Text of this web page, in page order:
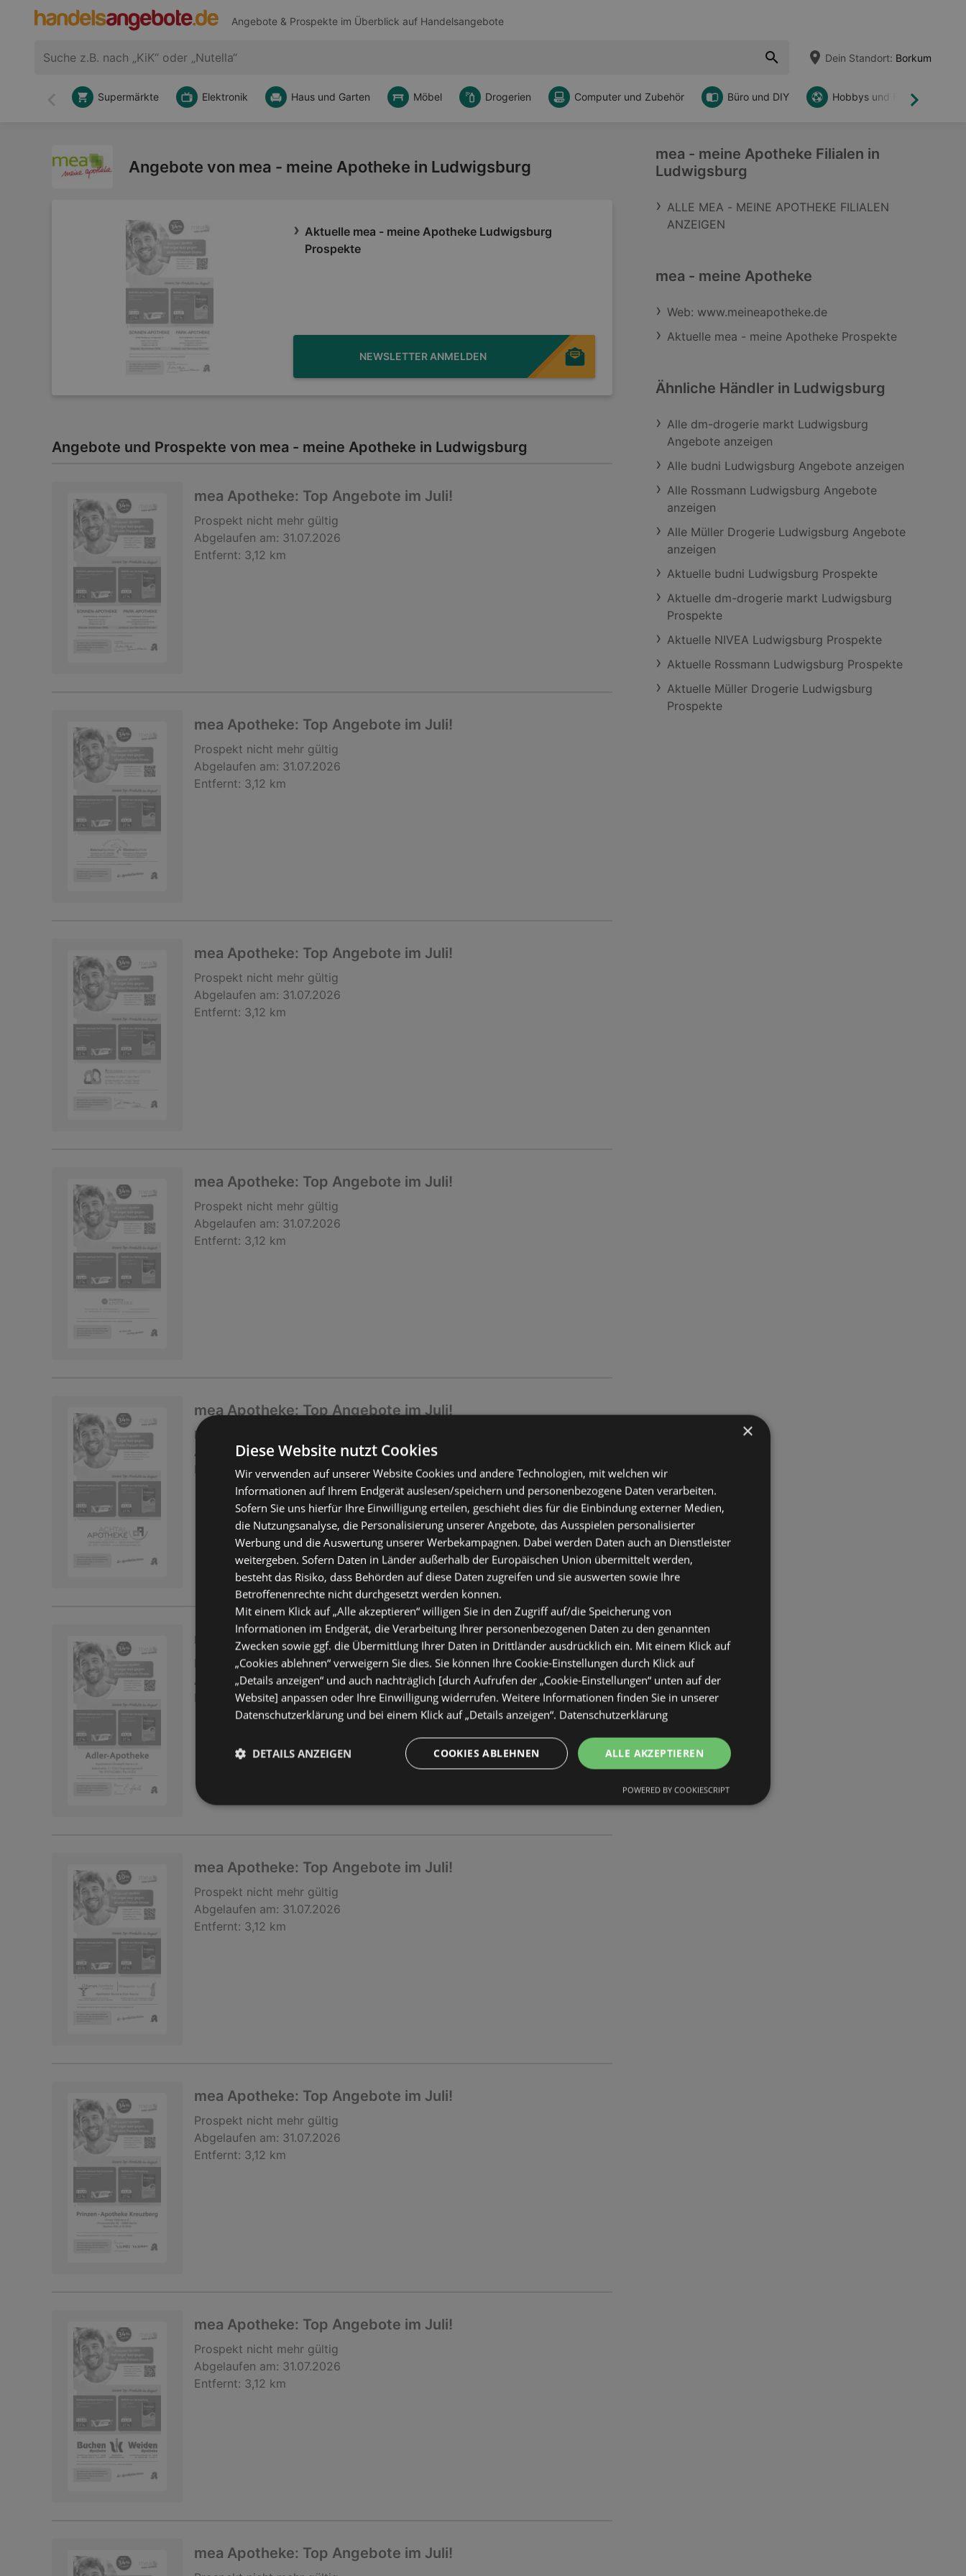
Angebote & Prospekte im Überblick auf Handelsangebote
Dein Standort: Borkum
Zurück Weiter
Supermärkte Elektronik Haus und Garten Möbel Drogerien Computer und Zubehör Büro und DIY Hobbys und Freizeit
Angebote von mea - meine Apotheke in Ludwigsburg
Aktuelle mea - meine Apotheke Ludwigsburg
Prospekte
NEWSLETTER ANMELDEN
Angebote und Prospekte von mea - meine Apotheke in Ludwigsburg
mea Apotheke: Top Angebote im Juli!
Prospekt nicht mehr gültig
Abgelaufen am: 31.07.2026
Entfernt: 3,12 km
mea Apotheke: Top Angebote im Juli!
Prospekt nicht mehr gültig
Abgelaufen am: 31.07.2026
Entfernt: 3,12 km
mea Apotheke: Top Angebote im Juli!
Prospekt nicht mehr gültig
Abgelaufen am: 31.07.2026
Entfernt: 3,12 km
mea Apotheke: Top Angebote im Juli!
Prospekt nicht mehr gültig
Abgelaufen am: 31.07.2026
Entfernt: 3,12 km
mea Apotheke: Top Angebote im Juli!
Prospekt
Abgelaufen am: 31.07.2026
Entfernt: 3,12 km
mea Apotheke: Top Angebote im Juli!
Prospekt nicht mehr gültig
Abgelaufen am: 31.07.2026
Entfernt: 3,12 km
mea Apotheke: Top Angebote im Juli!
Prospekt nicht mehr gültig
Abgelaufen am: 31.07.2026
Entfernt: 3,12 km
mea Apotheke: Top Angebote im Juli!
Prospekt nicht mehr gültig
Abgelaufen am: 31.07.2026
Entfernt: 3,12 km
mea Apotheke: Top Angebote im Juli!
Prospekt nicht mehr gültig
Abgelaufen am: 31.07.2026
Entfernt: 3,12 km
mea Apotheke: Top Angebote im Juli!
mea - meine Apotheke Filialen in
Ludwigsburg
ALLE MEA - MEINE APOTHEKE FILIALEN
ANZEIGEN
mea - meine Apotheke
Web: www.meineapotheke.de
Aktuelle mea - meine Apotheke Prospekte
Ähnliche Händler in Ludwigsburg
Alle dm-drogerie markt Ludwigsburg
Angebote anzeigen
Alle budni Ludwigsburg Angebote anzeigen
Alle Rossmann Ludwigsburg Angebote
anzeigen
Alle Müller Drogerie Ludwigsburg Angebote
anzeigen
Aktuelle budni Ludwigsburg Prospekte
Aktuelle dm-drogerie markt Ludwigsburg
Prospekte
Aktuelle NIVEA Ludwigsburg Prospekte
Aktuelle Rossmann Ludwigsburg Prospekte
Aktuelle Müller Drogerie Ludwigsburg
Prospekte
×
Diese Website nutzt Cookies
Wir verwenden auf unserer Website Cookies und andere Technologien, mit welchen wir
Informationen auf Ihrem Endgerät auslesen/speichern und personenbezogene Daten verarbeiten.
Sofern Sie uns hierfür Ihre Einwilligung erteilen, geschieht dies für die Einbindung externer Medien,
die Nutzungsanalyse, die Personalisierung unserer Angebote, das Ausspielen personalisierter
Werbung und die Auswertung unserer Werbekampagnen. Dabei werden Daten auch an Dienstleister
weitergeben. Sofern Daten in Länder außerhalb der Europäischen Union übermittelt werden,
besteht das Risiko, dass Behörden auf diese Daten zugreifen und sie auswerten sowie Ihre
Betroffenenrechte nicht durchgesetzt werden können.
Mit einem Klick auf „Alle akzeptieren“ willigen Sie in den Zugriff auf/die Speicherung von
Informationen im Endgerät, die Verarbeitung Ihrer personenbezogenen Daten zu den genannten
Zwecken sowie ggf. die Übermittlung Ihrer Daten in Drittländer ausdrücklich ein. Mit einem Klick auf
„Cookies ablehnen“ verweigern Sie dies. Sie können Ihre Cookie-Einstellungen durch Klick auf
„Details anzeigen“ und auch nachträglich [durch Aufrufen der „Cookie-Einstellungen“ unten auf der
Website] anpassen oder Ihre Einwilligung widerrufen. Weitere Informationen finden Sie in unserer
Datenschutzerklärung und bei einem Klick auf „Details anzeigen“. Datenschutzerklärung
ALLE AKZEPTIEREN
COOKIES ABLEHNEN
DETAILS ANZEIGEN
POWERED BY COOKIESCRIPT